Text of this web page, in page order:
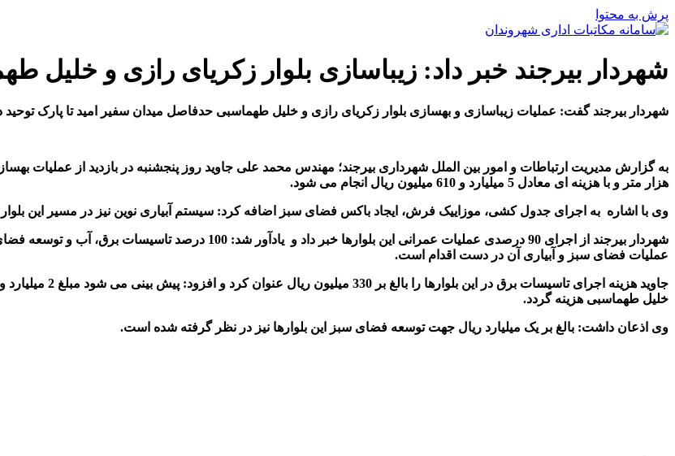
پرش به محتوا
شهردار بیرجند خبر داد: زیباسازی بلوار زکریای رازی و خلیل
شهردار بیرجند گفت: عملیات زیباسازی و بهسازی بلوار زکریای رازی و خلیل طهماسبی حدفاصل میدان سفیر امید تا پارک توحید
هزار متر و با هزینه ای معادل 5 میلیارد و 610 میلیون ریال انجام می شود.
وی با اشاره به اجرای جدول کشی، موزاییک فرش، ایجاد باکس فضای سبز اضافه کرد: سیستم آبیاری نوین نیز در مسیر این
شهردار بیرجند از اجرای 90 درصدی عملیات عمرانی این بلوارها
عملیات فضای سبز و آبیاری آن در دست اقدام است.
خلیل طهماسبی هزینه گردد.
وی اذعان داشت: بالغ بر یک میلیارد ریال جهت توسعه فضای سبز این بلوارها نیز در نظر گرفته شده است.